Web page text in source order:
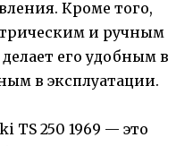
Кроме того,
и ручным
его удобным в
в эксплуатации.
TS 250 1969 — это